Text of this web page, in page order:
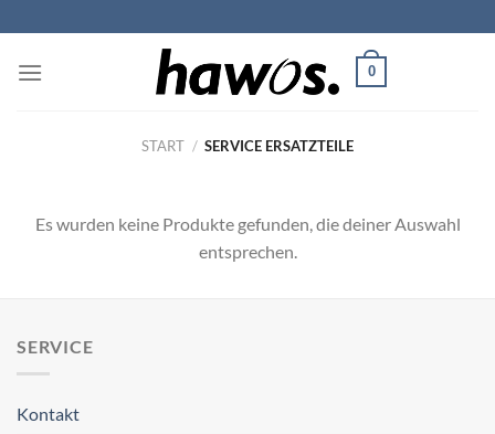
Inhalt
springen
0
START / SERVICE ERSATZTEILE
Es wurden keine Produkte gefunden, die deiner Auswahl
entsprechen.
SERVICE
Kontakt